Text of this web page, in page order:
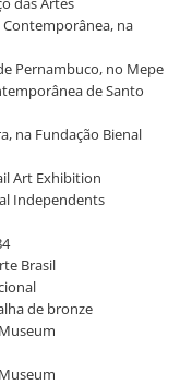
Contemporânea, na
Pernambuco, no Mepe
de Santo
na Fundação Bienal
Art Exhibition
Independents
Brasil
de bronze